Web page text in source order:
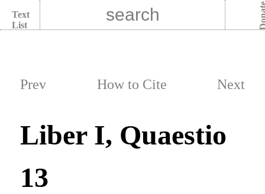
Text
List
Prev How to Cite Next
Liber I, Quaestio
13